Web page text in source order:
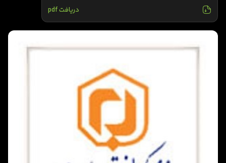
دریافت pdf